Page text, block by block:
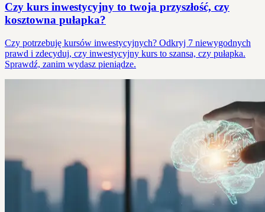
Czy kurs inwestycyjny to twoja przyszłość, czy
kosztowna pułapka?
Czy potrzebuję kursów inwestycyjnych? Odkryj 7 niewygodnych
prawd i zdecyduj, czy inwestycyjny kurs to szansa, czy pułapka.
Sprawdź, zanim wydasz pieniądze.